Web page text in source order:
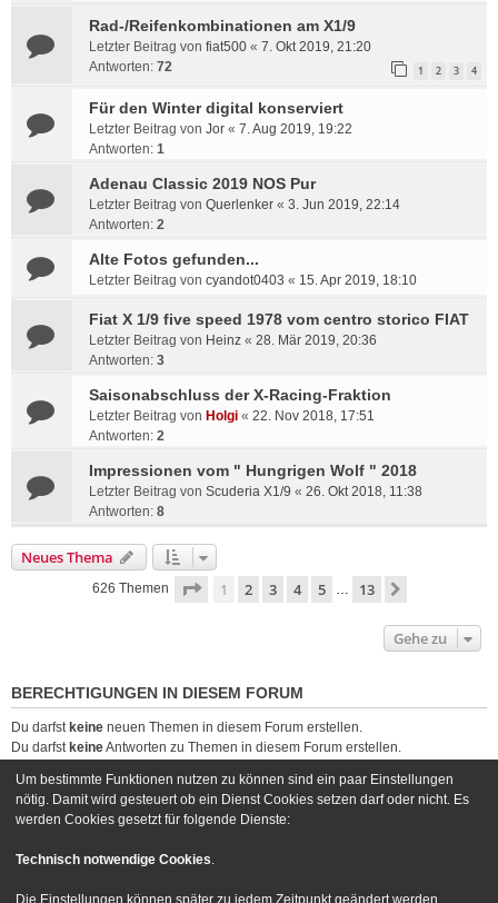
Rad-/Reifenkombinationen am X1/9
Letzter Beitrag von fiat500 « 7. Okt 2019, 21:20
Antworten: 72 1 2 3 4
Für den Winter digital konserviert
Letzter Beitrag von Jor « 7. Aug 2019, 19:22
Antworten: 1
Adenau Classic 2019 NOS Pur
Letzter Beitrag von Querlenker « 3. Jun 2019, 22:14
Antworten: 2
Alte Fotos gefunden...
Letzter Beitrag von cyandot0403 « 15. Apr 2019, 18:10
Fiat X 1/9 five speed 1978 vom centro storico FIAT
Letzter Beitrag von Heinz « 28. Mär 2019, 20:36
Antworten: 3
Saisonabschluss der X-Racing-Fraktion
Letzter Beitrag von Holgi « 22. Nov 2018, 17:51
Antworten: 2
Impressionen vom " Hungrigen Wolf " 2018
Letzter Beitrag von Scuderia X1/9 « 26. Okt 2018, 11:38
Antworten: 8
Neues Thema
626 Themen Seite 1von 13
1 2 3 4 5 … 13
Gehe zu
BERECHTIGUNGEN IN DIESEM FORUM
Du darfst keine neuen Themen in diesem Forum erstellen.
Du darfst keineAntworten zu Themen in diesem Forum erstellen.
Du darfst deine Beiträge in diesem Forumnichtlöschen.
Du darfstkeineDateianhänge in diesem Forum erstellen.
Foren-Übersicht Kontakt
Powered byphpBB® Forum Software © phpBB Limited
Um bestimmte Funktionen nutzen zu können sind ein paar Einstellungen
nötig. Damit wird gesteuert ob ein Dienst Cookies setzen darf oder nicht. Es
werden Cookies gesetzt für folgende Dienste:
Technisch notwendige Cookies.
Die Einstellungen können später zu jedem Zeitpunkt geändert werden.